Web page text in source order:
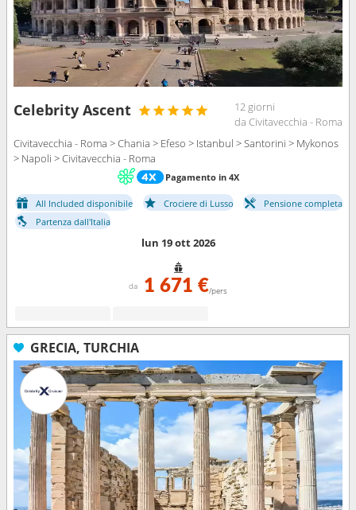
Celebrity Ascent
12 giorni
da Civitavecchia - Roma
Civitavecchia - Roma > Chania > Efeso > Istanbul > Santorini > Mykonos
> Napoli > Civitavecchia - Roma
Pagamento in 4X
All Included disponibile Crociere di Lusso
Pensione completa
Partenza dall'Italia
lun 19 ott 2026
da 1 671 €/pers
GRECIA, TURCHIA